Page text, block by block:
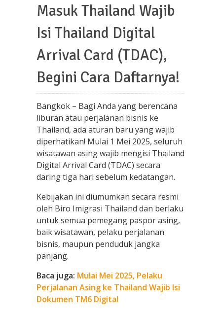
Masuk Thailand Wajib
Isi Thailand Digital
Arrival Card (TDAC),
Begini Cara Daftarnya!
Bangkok – Bagi Anda yang berencana
liburan atau perjalanan bisnis ke
Thailand, ada aturan baru yang wajib
diperhatikan! Mulai 1 Mei 2025, seluruh
wisatawan asing wajib mengisi Thailand
Digital Arrival Card (TDAC) secara
daring tiga hari sebelum kedatangan.
Kebijakan ini diumumkan secara resmi
oleh Biro Imigrasi Thailand dan berlaku
untuk semua pemegang paspor asing,
baik wisatawan, pelaku perjalanan
bisnis, maupun penduduk jangka
panjang.
Baca juga: Mulai Mei 2025, Pelaku
Perjalanan Asing ke Thailand Wajib Isi
Dokumen TM6 Digital